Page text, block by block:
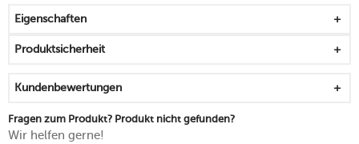
spülmaschinenfest
Eigenschaften
Produktsicherheit
Kundenbewertungen
Fragen zum Produkt? Produkt nicht gefunden?
Wir helfen gerne!